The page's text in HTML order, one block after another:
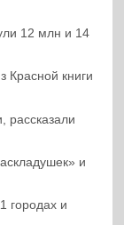
12 млн и 14
Красной книги
рассказали
и
городах и